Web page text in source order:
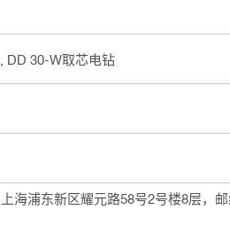
DD 30-W取芯电钻
海浦东新区耀元路58号2号楼8层，